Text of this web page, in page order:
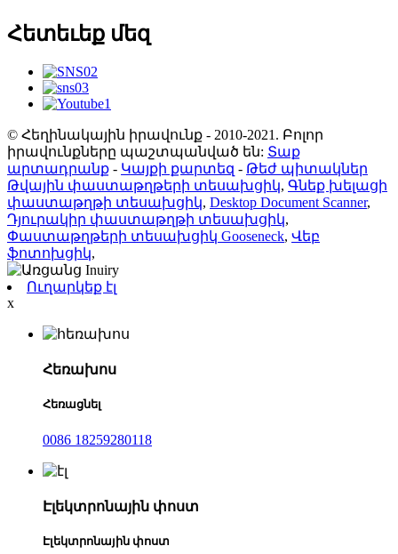
Հետեւեք մեզ
© Հեղինակային իրավունք - 2010-2021. Բոլոր
իրավունքները պաշտպանված են: Տաք
արտադրանք - Կայքի քարտեզ - Թեժ պիտակներ
Թվային փաստաթղթերի տեսախցիկ, Գնեք խելացի
փաստաթղթի տեսախցիկ, Desktop Document Scanner,
Դյուրակիր փաստաթղթի տեսախցիկ,
Փաստաթղթերի տեսախցիկ Gooseneck, Վեբ
ֆոտոխցիկ,
Ուղարկեք էլ
x
Հեռախոս
Հեռացնել
0086 18259280118
Էլեկտրոնային փոստ
Էլեկտրոնային փոստ